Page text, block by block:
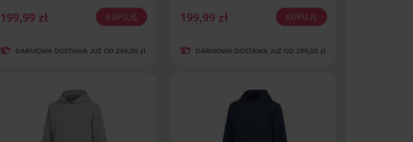
199,99 zł KUPUJĘ
DARMOWA DOSTAWA JUŻ OD 299,00 zł
199,99 zł KUPUJĘ
DARMOWA DOSTAWA JUŻ OD 299,00 zł